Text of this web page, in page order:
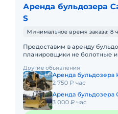
Аренда бульдозера
S
Минимальное время заказа: 8
Предоставим в аренду
планировщики не болотные
смена.Доставка осущес
Другие объявления
Аренда бульдозера
2 750 ₽ час
Аренда бульдозера
3 000 ₽ час